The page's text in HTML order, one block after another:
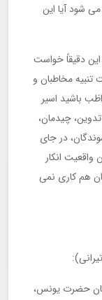
شود آیا این
دقیقاً خواست
مخاطبان و
باشید اسیر
چیدمان،
در جای
واقعیت انکار
هم کاری نمی
حضرت یونس،